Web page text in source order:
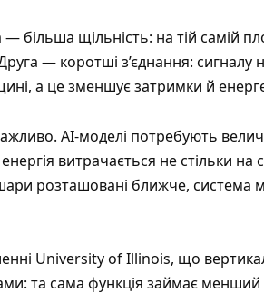
більша щільність: на тій самій
— коротші з’єднання: сигналу
а це зменшує затримки й
AI-моделі потребують
витрачається не стільки на
розташовані ближче, система
University of Illinois, що
та сама функція займає менший